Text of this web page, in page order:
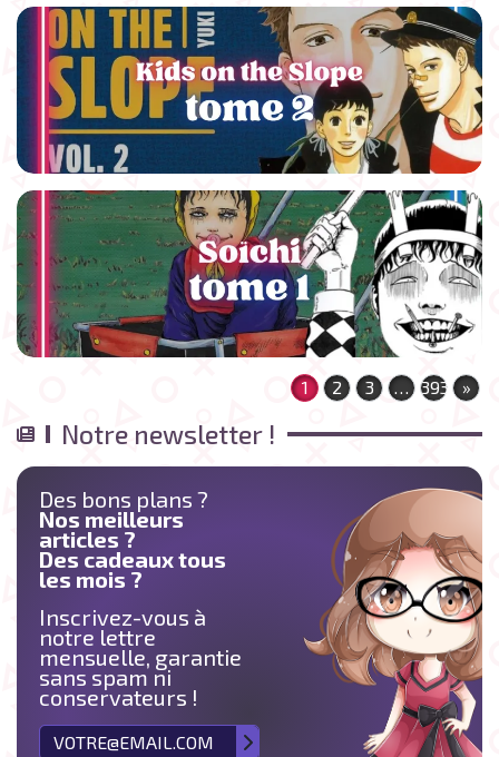
1 2 3 … 393 »
Notre newsletter !
Des bons plans ?
Nos meilleurs
articles ?
Des cadeaux tous
les mois ?
Inscrivez-vous à
notre lettre
mensuelle, garantie
sans spam ni
conservateurs !